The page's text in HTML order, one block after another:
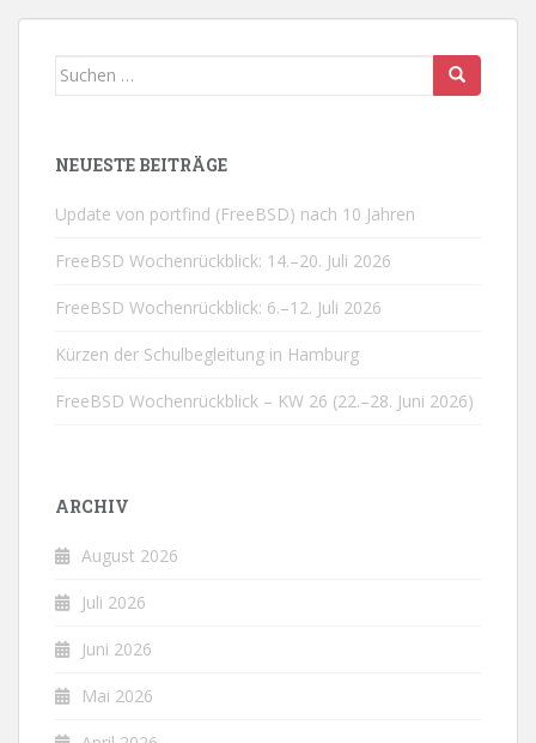
Suchen
NEUESTE BEITRÄGE
Update von portfind (FreeBSD) nach 10 Jahren
FreeBSD Wochenrückblick: 14.–20. Juli 2026
FreeBSD Wochenrückblick: 6.–12. Juli 2026
Kürzen der Schulbegleitung in Hamburg
FreeBSD Wochenrückblick – KW 26 (22.–28. Juni 2026)
ARCHIV
August 2026
Juli 2026
Juni 2026
Mai 2026